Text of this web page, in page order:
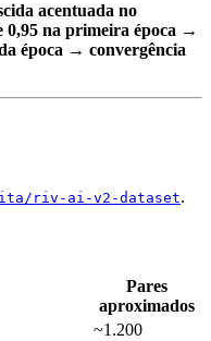
acentuada no
na primeira época →
época → convergência
riv-ai-v2-dataset.
Pares
aproximados
~1.200